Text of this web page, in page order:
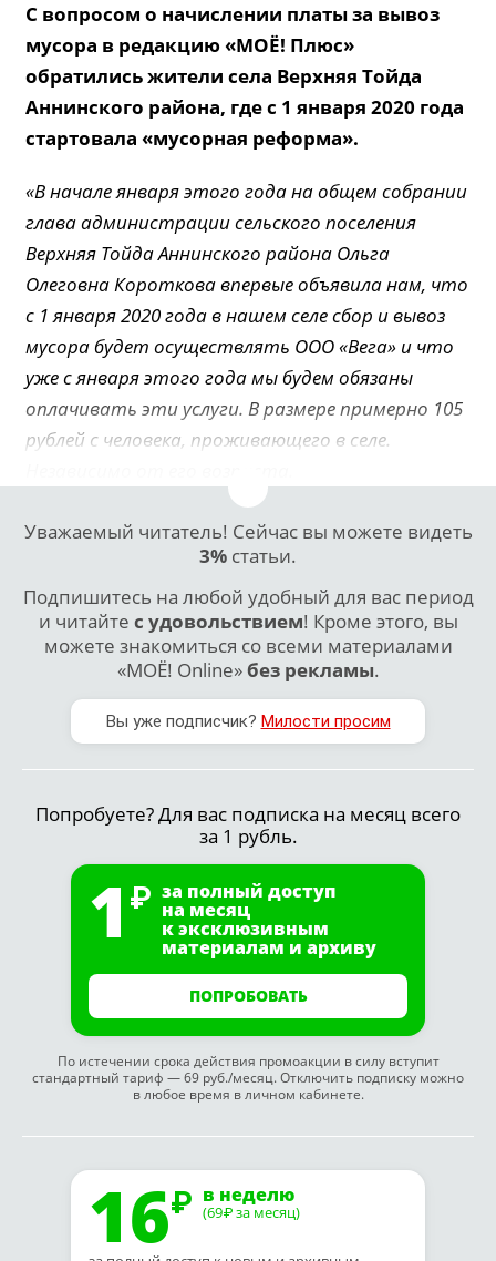
С вопросом о начислении платы за вывоз
мусора в редакцию «МОЁ! Плюс»
обратились жители села Верхняя Тойда
Аннинского района, где с 1 января 2020 года
стартовала «мусорная реформа».
«В начале января этого года на общем собрании
глава администрации сельского поселения
Верхняя Тойда Аннинского района Ольга
Олеговна Короткова впервые объявила нам, что
с 1 января 2020 года в нашем селе сбор и вывоз
мусора будет осуществлять ООО «Вега» и что
уже с января этого года мы будем обязаны
оплачивать эти услуги. В размере примерно 105
рублей с человека, проживающего в селе.
Уважаемый читатель! Сейчас вы можете видеть
3% статьи.
Подпишитесь на любой удобный для вас период
и читайте с удовольствием! Кроме этого, вы
можете знакомиться со всеми материалами
«МОЁ! Online»без рекламы.
Вы уже подписчик? Милости просим
Попробуете? Для вас подписка на месяц всего
за 1 рубль.
1 за полный доступ
на месяц
к эксклюзивным
материалам и архиву
ПОПРОБОВАТЬ
По истечении срока действия промоакции в силу вступит
стандартный тариф — 69 руб./месяц. Отключить подписку можно
в любое время в личном кабинете.
16 в неделю
(69₽ за месяц)